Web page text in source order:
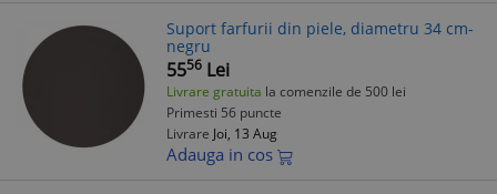
Suport farfurii din piele, diametru 34 cm-
negru
5556 Lei
Livrare gratuita la comenzile de 500 lei
Primesti 56 puncte
Livrare Joi, 13 Aug
Adauga in cos